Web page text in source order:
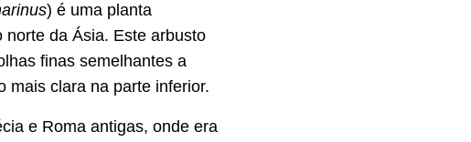
) é uma planta
da Ásia. Este arbusto
finas semelhantes a
mais clara na parte inferior.
e Roma antigas, onde era